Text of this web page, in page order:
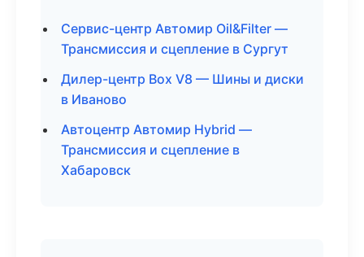
Сервис-центр Автомир Oil&Filter —
Трансмиссия и сцепление в Сургут
Дилер-центр Box V8 — Шины и диски
в Иваново
Автоцентр Автомир Hybrid —
Трансмиссия и сцепление в
Хабаровск